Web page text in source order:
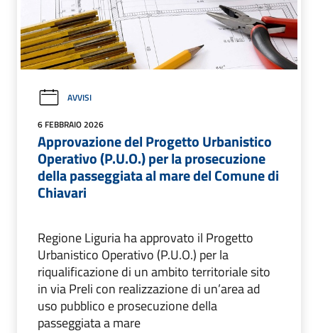
AVVISI
6 FEBBRAIO 2026
Approvazione del Progetto Urbanistico
Operativo (P.U.O.) per la prosecuzione
della passeggiata al mare del Comune di
Chiavari
Regione Liguria ha approvato il Progetto
Urbanistico Operativo (P.U.O.) per la
riqualificazione di un ambito territoriale sito
in via Preli con realizzazione di un’area ad
uso pubblico e prosecuzione della
passeggiata a mare